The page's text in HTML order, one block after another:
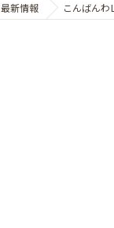
最新情報 こんばん